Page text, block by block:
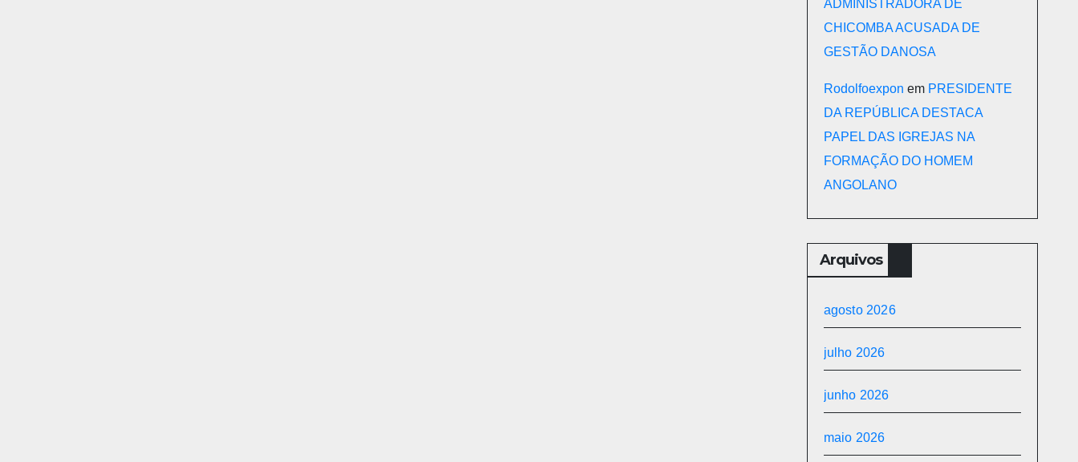
ADMINISTRADORA DE
CHICOMBA ACUSADA DE
GESTÃO DANOSA
Rodolfoexpon em PRESIDENTE
DA REPÚBLICA DESTACA
PAPEL DAS IGREJAS NA
FORMAÇÃO DO HOMEM
ANGOLANO
Arquivos
agosto 2026
julho 2026
junho 2026
maio 2026